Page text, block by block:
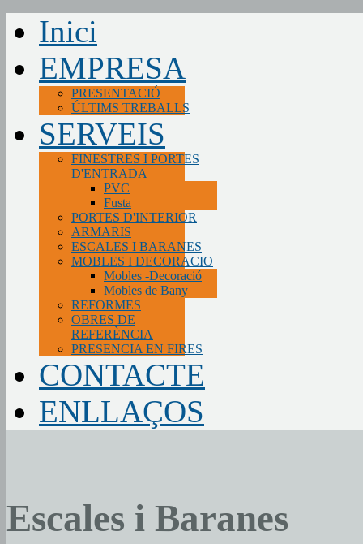
Inici
EMPRESA
PRESENTACIÓ
ÚLTIMS TREBALLS
SERVEIS
FINESTRES I PORTES
D'ENTRADA
PVC
Fusta
PORTES D'INTERIOR
ARMARIS
ESCALES I BARANES
MOBLES I DECORACIO
Mobles -Decoració
Mobles de Bany
REFORMES
OBRES DE
REFERÈNCIA
PRESENCIA EN FIRES
CONTACTE
ENLLAÇOS
Escales i Baranes